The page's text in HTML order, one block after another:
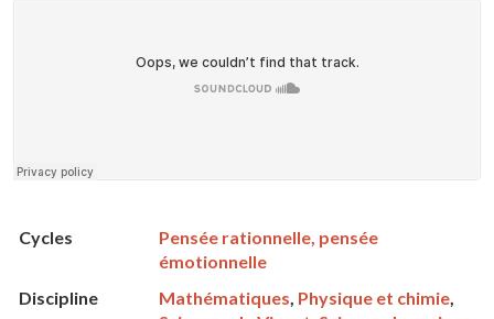
Cycles
Pensée rationnelle, pensée
émotionnelle
Discipline
Mathématiques, Physique et chimie,